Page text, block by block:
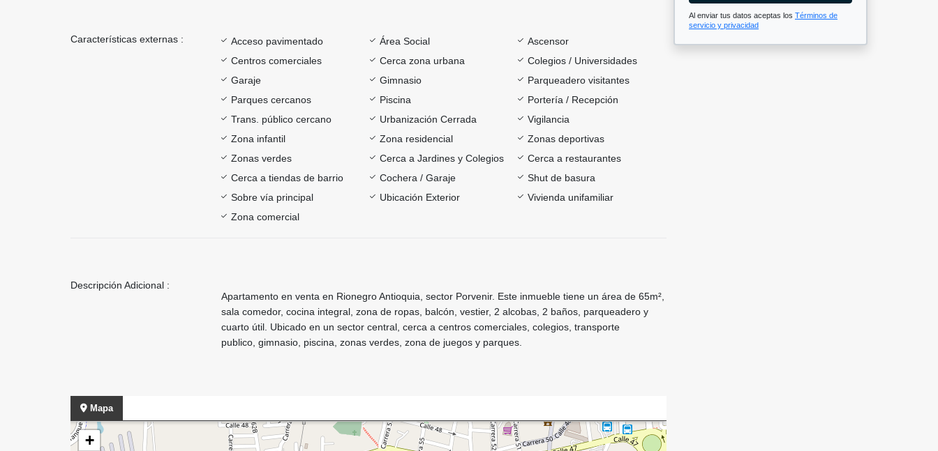
Características externas : Acceso pavimentado Área Social
Ascensor
Centros comerciales
Cerca zona urbana
Colegios / Universidades
Garaje
Gimnasio
Parqueadero visitantes
Parques cercanos
Piscina
Portería / Recepción
Trans. público cercano
Urbanización Cerrada
Vigilancia
Zona infantil
Zona residencial
Zonas deportivas
Zonas verdes
Cerca a Jardines y Colegios
Cerca a restaurantes
Cerca a tiendas de barrio
Cochera / Garaje
Shut de basura
Sobre vía principal
Ubicación Exterior
Vivienda unifamiliar
Zona comercial
Descripción Adicional :
Apartamento en venta en Rionegro Antioquia, sector Porvenir. Este inmueble tiene un área de 65m²,
sala comedor, cocina integral, zona de ropas, balcón, vestier, 2 alcobas, 2 baños, parqueadero y
cuarto útil. Ubicado en un sector central, cerca a centros comerciales, colegios, transporte
publico, gimnasio, piscina, zonas verdes, zona de juegos y parques.
Mapa
+
Al enviar tus datos aceptas los Términos de
servicio y privacidad